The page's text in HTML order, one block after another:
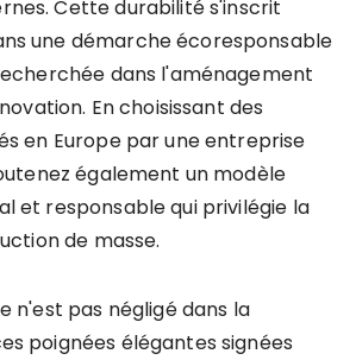
Cette durabilité s'inscrit
une démarche écoresponsable
dans l'aménagement
En choisissant des
en Europe par une entreprise
également un modèle
et responsable qui privilégie la
de masse.
n'est pas négligé dans la
poignées élégantes signées